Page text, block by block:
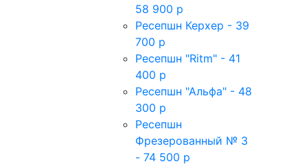
58 900 р
Ресепшн Керхер - 39
700 р
Ресепшн "Ritm" - 41
400 р
Ресепшн "Альфа" - 48
300 р
Ресепшн
Фрезерованный № 3
- 74 500 р